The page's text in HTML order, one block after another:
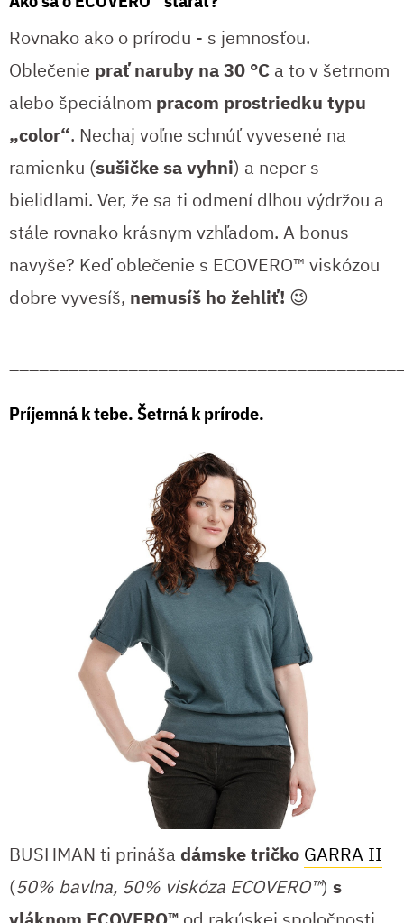
Rovnako ako o prírodu - s jemnosťou.
Oblečenie prať naruby na 30 °C a to v šetrnom
alebo špeciálnom pracom prostriedku typu
„color“. Nechaj voľne schnúť vyvesené na
ramienku (sušičke sa vyhni) a neper s
bielidlami. Ver, že sa ti odmení dlhou výdržou a
stále rovnako krásnym vzhľadom. A bonus
navyše? Keď oblečenie s ECOVERO™ viskózou
dobre vyvesíš, nemusíš ho žehliť! 😉
Príjemná k tebe. Šetrná k prírode.
BUSHMAN ti prináša dámske tričko GARRA II
(50% bavlna, 50% viskóza ECOVERO™) s